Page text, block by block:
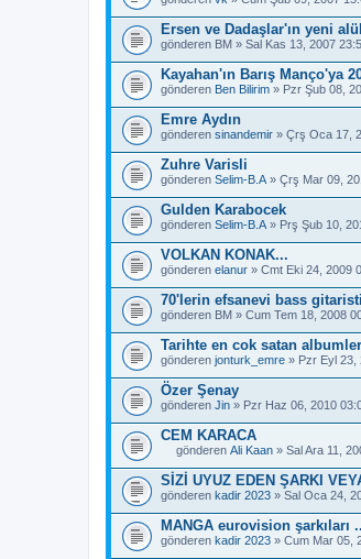
Ersen ve Dadaşlar'ın yeni
gönderen BM » Sal Kas 13, 2007
Kayahan'ın Barış Manço'ya
gönderen Ben Bilirim » Pzr Şub 08,
Emre Aydın
gönderen sinandemir » Çrş Oca 17,
Zuhre Varisli
gönderen Selim-B.A » Çrş Mar 09,
Gulden Karabocek
gönderen Selim-B.A » Prş Şub 10,
VOLKAN KONAK...
gönderen elanur » Cmt Eki 24, 2009
70'lerin efsanevi bass
gönderen BM » Cum Tem 18, 2008
Tarihte en cok satan albumler
gönderen jonturk_emre » Pzr Eyl 23,
Özer Şenay
gönderen Jin » Pzr Haz 06, 2010
CEM KARACA
B
u
b
a
ş
l
ı
gönderen Ali Kaan » Sal Ara 11,
SİZİ UYUZ EDEN ŞARKI
gönderen kadir 2023 » Sal Oca 24,
MANGA eurovision şarkıları ..
gönderen kadir 2023 » Cum Mar 05,